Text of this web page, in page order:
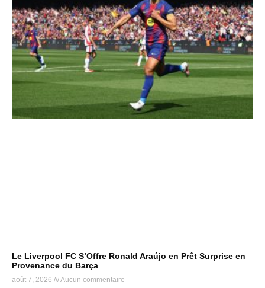
Le Liverpool FC S’Offre Ronald Araújo en Prêt Surprise en
Provenance du Barça
août 7, 2026 Aucun commentaire